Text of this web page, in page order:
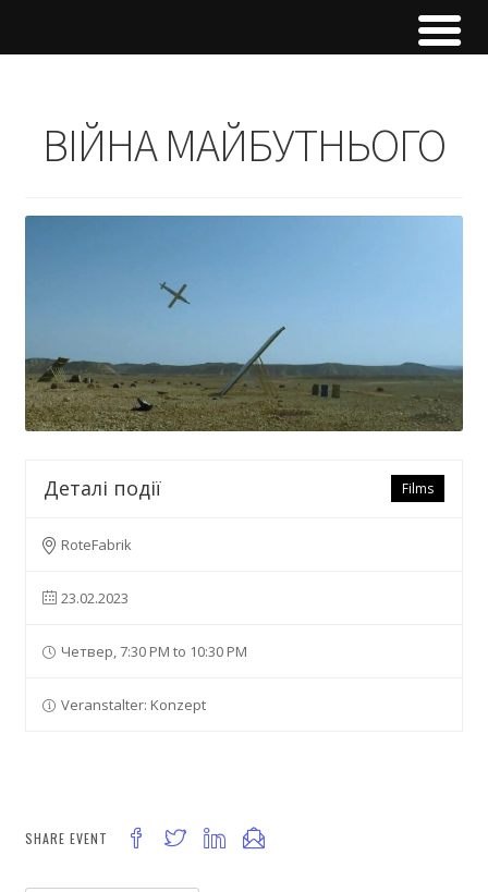
ВІЙНА МАЙБУТНЬОГО
Films
Деталі події
RoteFabrik
23.02.2023
Четвер, 7:30 PM to 10:30 PM
Veranstalter: Konzept
SHARE EVENT